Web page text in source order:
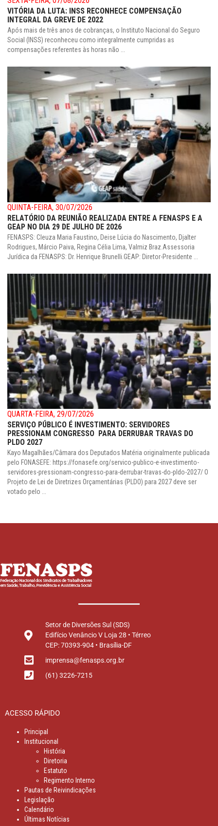
VITÓRIA DA LUTA: INSS RECONHECE COMPENSAÇÃO
INTEGRAL DA GREVE DE 2022
Após mais de três anos de cobranças, o Instituto Nacional do Seguro
Social (INSS) reconheceu como integralmente cumpridas as
compensações referentes às horas não ...
QUINTA-FEIRA, 30/07/2026
RELATÓRIO DA REUNIÃO REALIZADA ENTRE A FENASPS E A
GEAP NO DIA 29 DE JULHO DE 2026
FENASPS: Cleuza Maria Faustino, Deise Lúcia do Nascimento, Djalter
Rodrigues, Márcio Paiva, Regina Célia Lima, Valmiz Braz.Assessoria
Jurídica da FENASPS: Dr. Henrique Brunelli.GEAP: Diretor-Presidente ...
QUARTA-FEIRA, 29/07/2026
SERVIÇO PÚBLICO É INVESTIMENTO: SERVIDORES
PRESSIONAM CONGRESSO PARA DERRUBAR TRAVAS DO
PLDO 2027
Kayo Magalhães/Câmara dos Deputados Matéria originalmente publicada
pelo FONASEFE: https://fonasefe.org/servico-publico-e-investimento-
servidores-pressionam-congresso-para-derrubar-travas-do-pldo-2027/ O
Projeto de Lei de Diretrizes Orçamentárias (PLDO) para 2027 deve ser
votado pelo ...
Setor de Diversões Sul (SDS)
Edifício Venâncio V Loja 28 • Térreo
CEP: 70393-904 • Brasília-DF
imprensa@fenasps.org.br
(61) 3226-7215
ACESSO RÁPIDO
Principal
Institucional
História
Diretoria
Estatuto
Regimento Interno
Pautas de Reivindicações
Legislação
Calendário
Últimas Notícias